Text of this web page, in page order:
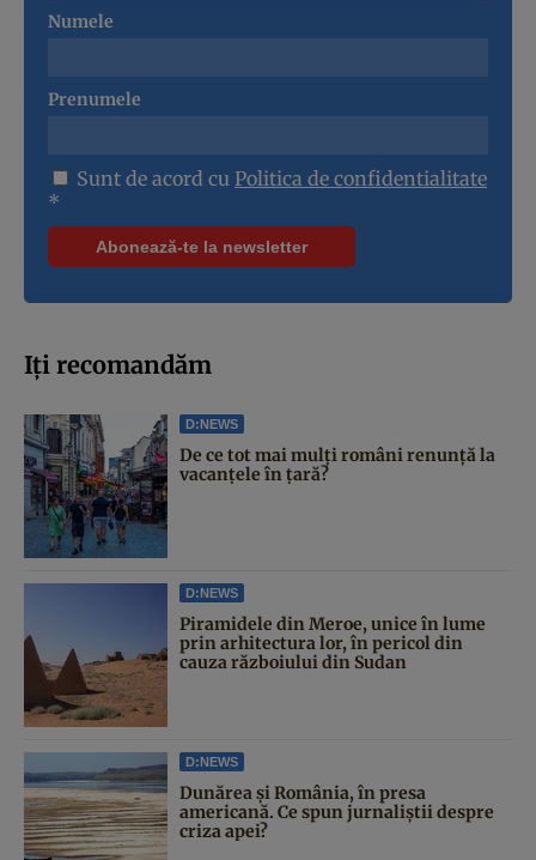
Numele
Prenumele
Sunt de acord cu Politica de confidentialitate
*
Iți recomandăm
D:NEWS
De ce tot mai mulți români renunță la
vacanțele în țară?
D:NEWS
Piramidele din Meroe, unice în lume
prin arhitectura lor, în pericol din
cauza războiului din Sudan
D:NEWS
Dunărea și România, în presa
americană. Ce spun jurnaliștii despre
criza apei?